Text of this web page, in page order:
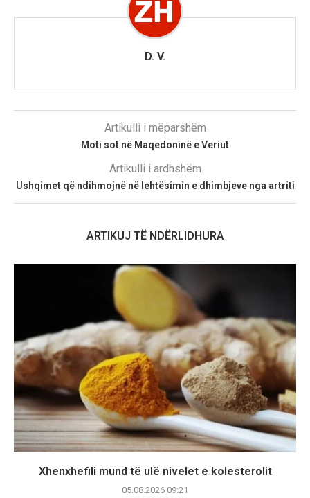
D. V.
Artikulli i mëparshëm
Moti sot në Maqedoninë e Veriut
Artikulli i ardhshëm
Ushqimet që ndihmojnë në lehtësimin e dhimbjeve nga artriti
ARTIKUJ TË NDËRLIDHURA
Xhenxhefili mund të ulë nivelet e kolesterolit
05.08.2026 09:21